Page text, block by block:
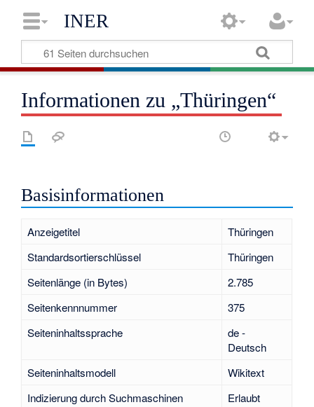
INER
Informationen zu „Thüringen“
Basisinformationen
Anzeigetitel
Thüringen
Standardsortierschlüssel
Thüringen
Seitenlänge (in Bytes)
2.785
Seitenkennnummer
375
Seiteninhaltssprache
de -
Deutsch
Seiteninhaltsmodell
Wikitext
Indizierung durch Suchmaschinen
Erlaubt